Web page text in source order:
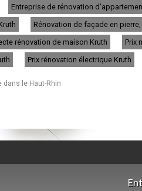
- Entreprise de rénovation
- Entreprise de rénovation
- Entreprise de rénovation
- Entreprise de rénovation
- Entreprise de rénovation
- Entreprise de rénovation
- Entreprise de rénovation
- Entreprise de rénovation
- Entreprise de rénovation
- Entreprise de rénovation
- Entreprise de rénovation
- Entreprise de rénovation
Entreprise de rénovation
Rénovation de façade en
rénovation de maison Kruth
Prix
Prix rénovation électrique Kruth
dans le Haut-Rhin